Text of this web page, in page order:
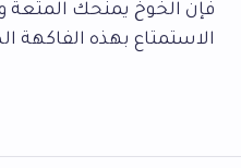
فإن الخوخ يمنحك المتعة
الاستمتاع بهذه الفاكهة